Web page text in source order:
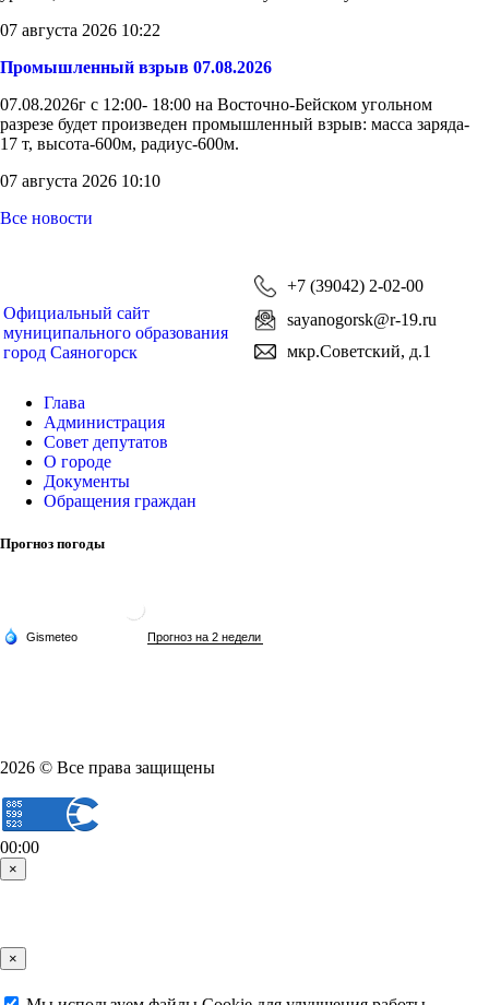
07 августа 2026 10:22
Промышленный взрыв 07.08.2026
07.08.2026г с 12:00- 18:00 на Восточно-Бейском угольном
разрезе будет произведен промышленный взрыв: масса заряда-
17 т, высота-600м, радиус-600м.
07 августа 2026 10:10
Все новости
Официальный сайт
муниципального образования
город Саяногорск
+7 (39042) 2-02-00
sayanogorsk@r-19.ru
мкр.Советский, д.1
Глава
Администрация
Совет депутатов
О городе
Документы
Обращения граждан
Прогноз погоды
2026 © Все права защищены
00:00
×
×